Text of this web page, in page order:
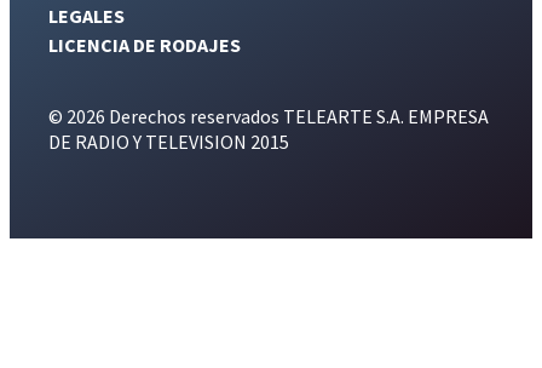
LEGALES
LICENCIA DE RODAJES
© 2026 Derechos reservados TELEARTE S.A. EMPRESA
DE RADIO Y TELEVISION 2015